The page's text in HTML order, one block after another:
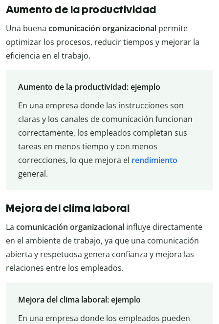
Aumento de la productividad
Una buena comunicación organizacional permite
optimizar los procesos, reducir tiempos y mejorar la
eficiencia en el trabajo.
Aumento de la productividad: ejemplo
En una empresa donde las instrucciones son
claras y los canales de comunicación funcionan
correctamente, los empleados completan sus
tareas en menos tiempo y con menos
correcciones, lo que mejora el rendimiento
general.
Mejora del clima laboral
La comunicación organizacional influye directamente
en el ambiente de trabajo, ya que una comunicación
abierta y respetuosa genera confianza y mejora las
relaciones entre los empleados.
Mejora del clima laboral: ejemplo
En una empresa donde los empleados pueden